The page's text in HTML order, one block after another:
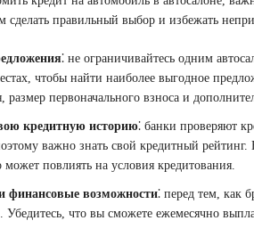
сделать правильный выбор и избежать
⁚ не ограничивайтесь одним
чтобы найти наиболее выгодное
размер первоначального взноса и
кредитную историю⁚ банки проверяют
важно знать свой кредитный рейтинг.
может повлиять на условия кредитования.
финансовые возможности⁚ перед тем, как
Убедитесь, что вы сможете ежемесячно